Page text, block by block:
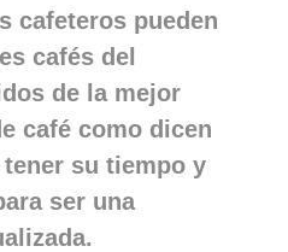
cafeteros pueden
cafés del
de la mejor
café como dicen
su tiempo y
ser una